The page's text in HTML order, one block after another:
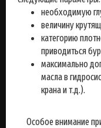
необходимую
величину
категорию
приводиться
максимально
масла в
крана и т.д.).
Особое внимание